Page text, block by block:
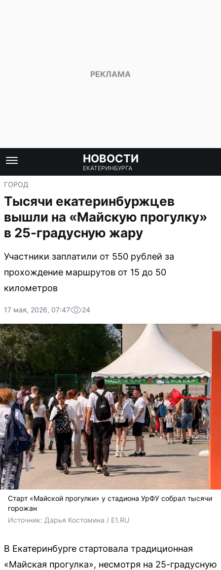
НОВОСТИ
ЕКАТЕРИНБУРГА
ГОРОД
Тысячи екатеринбуржцев
вышли на «Майскую прогулку»
в 25-градусную жару
Участники заплатили от 550 рублей за
прохождение маршрутов от 15 до 50
километров
17 мая, 2026, 07:47 24
Старт «Майской прогулки» у стадиона УрФУ собрал тысячи
горожан
Источник: Дарья Костомина / E1.RU
В Екатеринбурге стартовала традиционная
«Майская прогулка», несмотря на 25-градусную